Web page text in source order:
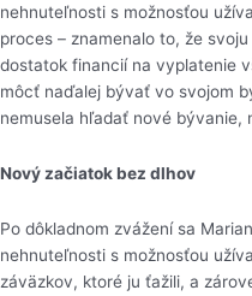
nehnuteľnosti s možnosťou
proces – znamenalo to, že
dostatok financií na vyplatenie
môcť naďalej bývať vo svojom
nemusela hľadať nové bývanie,
Nový začiatok bez dlhov
Po dôkladnom zvážení sa
nehnuteľnosti s možnosťou
záväzkov, ktoré ju ťažili, a